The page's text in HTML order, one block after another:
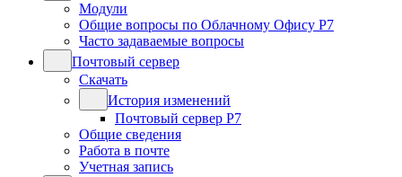
Модули
Общие вопросы по Облачному Офису Р7
Часто задаваемые вопросы
Почтовый сервер
Скачать
История изменений
Почтовый сервер Р7
Общие сведения
Работа в почте
Учетная запись